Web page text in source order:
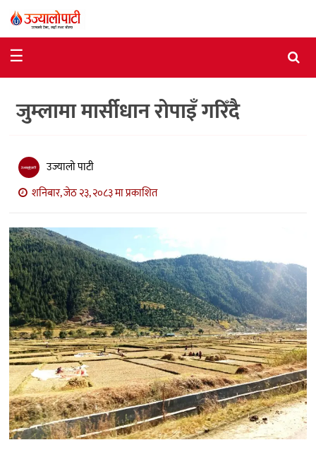
राजनीति
विशेष
विचार
अन्तर्वार्ता
मनोरञ्जन
विज्ञान
प्रविधि
खेलकुद
अन्य
☰
जुम्लामा मार्सीधान रोपाइँ गरिँदै
उज्यालो पाटी
शनिबार, जेठ २३, २०८३ मा प्रकाशित